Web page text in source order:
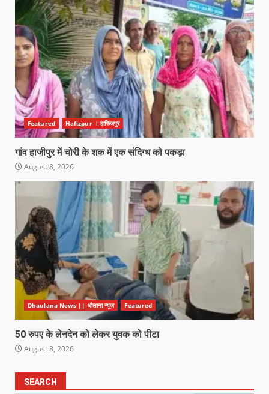
Featured Hafizpur । हाफिजपुर
गांव हाजीपुर में चोरी के शक में एक संदिग्ध को पकड़ा
August 8, 2026
Dhaulana News || धौलाना न्यूज़ Featured
50 रुपए के लेनदेन को लेकर युवक को पीटा
August 8, 2026
SEARCH